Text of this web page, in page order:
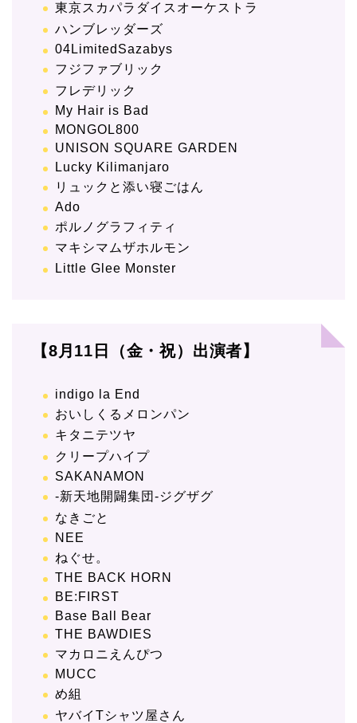
東京スカパラダイスオーケストラ
ハンブレッダーズ
04LimitedSazabys
フジファブリック
フレデリック
My Hair is Bad
MONGOL800
UNISON SQUARE GARDEN
Lucky Kilimanjaro
リュックと添い寝ごはん
Ado
ポルノグラフィティ
マキシマムザホルモン
Little Glee Monster
【8月11日（金・祝）出演者】
indigo la End
おいしくるメロンパン
キタニテツヤ
クリープハイプ
SAKANAMON
-新天地開闢集団-ジグザグ
なきごと
NEE
ねぐせ。
THE BACK HORN
BE:FIRST
Base Ball Bear
THE BAWDIES
マカロニえんぴつ
MUCC
め組
ヤバイTシャツ屋さん